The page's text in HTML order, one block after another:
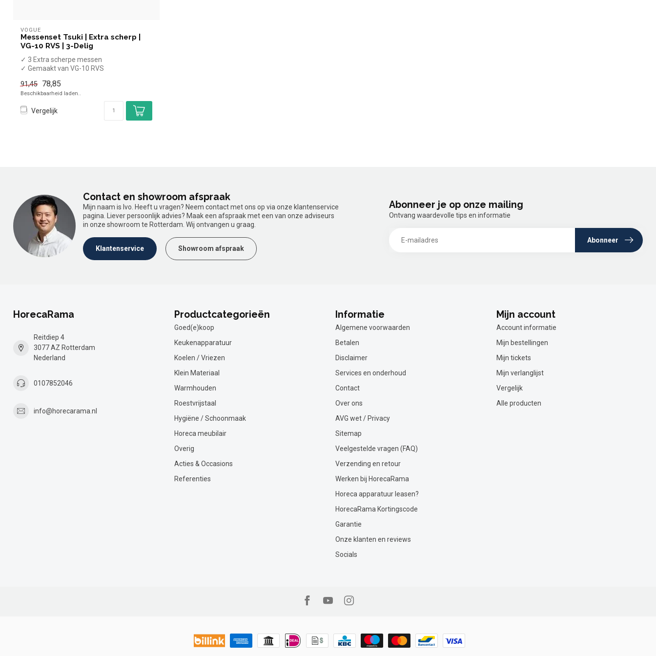
VOGUE
Messenset Tsuki | Extra scherp |
VG-10 RVS | 3-Delig
✓ 3 Extra scherpe messen
✓ Gemaakt van VG-10 RVS
91,45 78,85
Beschikbaarheid laden..
Vergelijk
Contact en showroom afspraak
Mijn naam is Ivo. Heeft u vragen? Neem contact met ons op via onze klantenservice
pagina. Liever persoonlijk advies? Maak een afspraak met een van onze adviseurs
in onze showroom te Rotterdam. Wij ontvangen u graag.
Klantenservice Showroom afspraak
Abonneer je op onze mailing
Ontvang waardevolle tips en informatie
Abonneer
HorecaRama
Reitdiep 4
3077 AZ Rotterdam
Nederland
0107852046
info@horecarama.nl
Productcategorieën
Goed(e)koop
Keukenapparatuur
Koelen / Vriezen
Klein Materiaal
Warmhouden
Roestvrijstaal
Hygiëne / Schoonmaak
Horeca meubilair
Overig
Acties & Occasions
Referenties
Informatie
Algemene voorwaarden
Betalen
Disclaimer
Services en onderhoud
Contact
Over ons
AVG wet / Privacy
Sitemap
Veelgestelde vragen (FAQ)
Verzending en retour
Werken bij HorecaRama
Horeca apparatuur leasen?
HorecaRama Kortingscode
Garantie
Onze klanten en reviews
Socials
Mijn account
Account informatie
Mijn bestellingen
Mijn tickets
Mijn verlanglijst
Vergelijk
Alle producten